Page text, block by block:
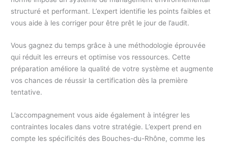
structuré et performant. L’expert identifie les points faibles et
vous aide à les corriger pour être prêt le jour de l’audit.
Vous gagnez du temps grâce à une méthodologie éprouvée
qui réduit les erreurs et optimise vos ressources. Cette
préparation améliore la qualité de votre système et augmente
vos chances de réussir la certification dès la première
tentative.
L’accompagnement vous aide également à intégrer les
contraintes locales dans votre stratégie. L’expert prend en
compte les spécificités des Bouches-du-Rhône, comme les